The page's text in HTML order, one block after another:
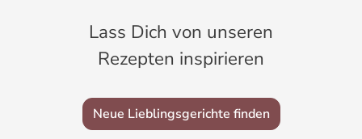
Lass Dich von unseren
Rezepten inspirieren
Neue Lieblingsgerichte finden